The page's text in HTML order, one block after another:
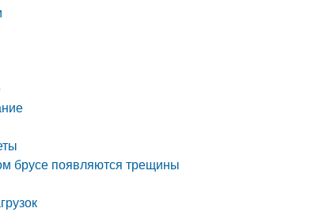
брусе появляются трещины